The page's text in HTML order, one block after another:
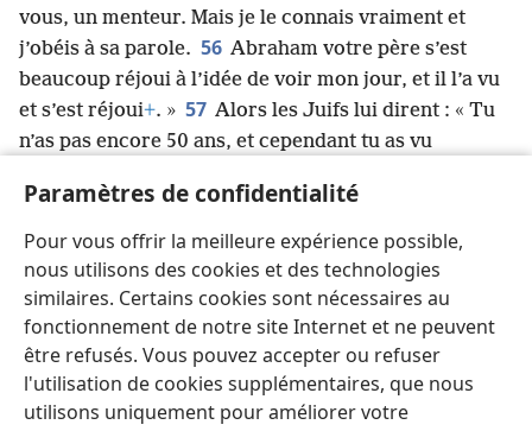
Paramètres de confidentialité
Pour vous offrir la meilleure expérience possible,
nous utilisons des cookies et des technologies
similaires. Certains cookies sont nécessaires au
fonctionnement de notre site Internet et ne peuvent
être refusés. Vous pouvez accepter ou refuser
l'utilisation de cookies supplémentaires, que nous
utilisons uniquement pour améliorer votre
vous, un menteur. Mais je le connais vraiment et
j’obéis à sa parole. 56 Abraham votre père s’est
beaucoup réjoui à l’idée de voir mon jour, et il l’a vu
et s’est réjoui+. » 57 Alors les Juifs lui dirent : « Tu
n’as pas encore 50 ans, et cependant tu as vu
c’est la vérité : avant qu’Abraham vienne à
l’existence, j’étais+. » 59 Alors ils ramassèrent des
pierres pour les jeter sur lui ; mais Jésus se cacha et
sortit du Temple.
Français Partager Préférences